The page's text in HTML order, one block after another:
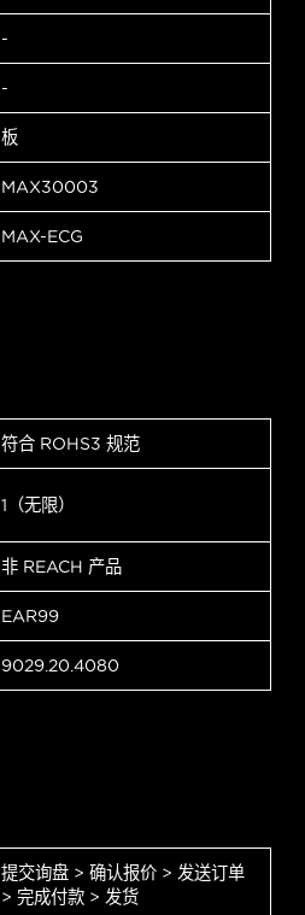
-
-
板
MAX30003
MAX-ECG
符合 ROHS3 规范
1（无限）
非 REACH 产品
EAR99
9029.20.4080
提交询盘 > 确认报价 > 发送订单
> 完成付款 > 发货